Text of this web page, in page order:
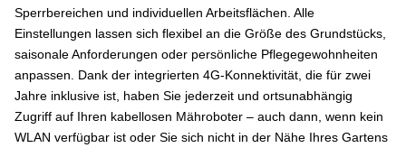
Sperrbereichen und individuellen Arbeitsflächen. Alle
Einstellungen lassen sich flexibel an die Größe des Grundstücks,
saisonale Anforderungen oder persönliche Pflegegewohnheiten
anpassen. Dank der integrierten 4G-Konnektivität, die für zwei
Jahre inklusive ist, haben Sie jederzeit und ortsunabhängig
Zugriff auf Ihren kabellosen Mähroboter – auch dann, wenn kein
WLAN verfügbar ist oder Sie sich nicht in der Nähe Ihres Gartens